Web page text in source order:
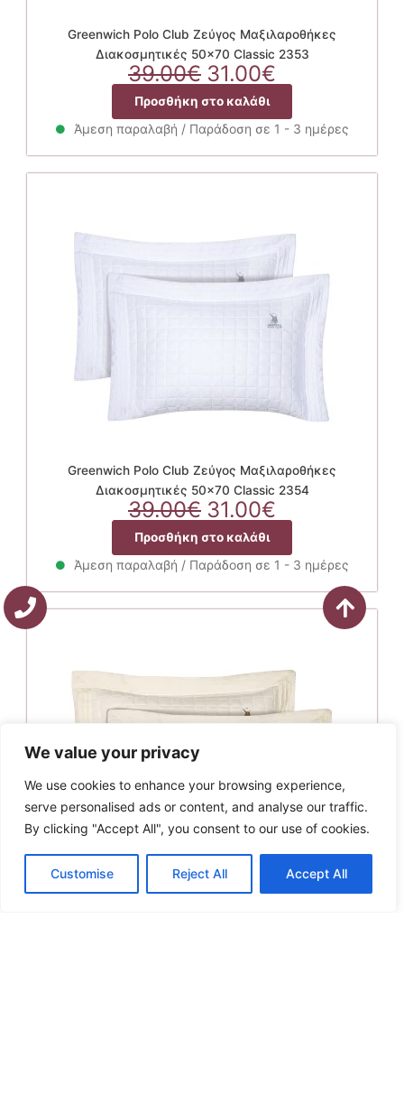
We value your privacy
We use cookies to enhance your browsing experience,
serve personalised ads or content, and analyse our traffic.
By clicking "Accept All", you consent to our use of cookies.
Customise Reject All Accept All
Greenwich Polo Club Ζεύγος Μαξιλαροθήκες
Διακοσμητικές 50×70 Classic 2353
39.00€ Original
price
was:
39.00€.
31.00€
τρέχουσα
τιμή
είναι:
31.00€.
Προσθήκη στο καλάθι
Άμεση παραλαβή / Παράδοση σε 1 - 3 ημέρες
Greenwich Polo Club Ζεύγος Μαξιλαροθήκες
Διακοσμητικές 50×70 Classic 2354
39.00€ Original
price
was:
39.00€.
31.00€
τρέχουσα
τιμή
είναι:
31.00€.
Προσθήκη στο καλάθι
Άμεση παραλαβή / Παράδοση σε 1 - 3 ημέρες